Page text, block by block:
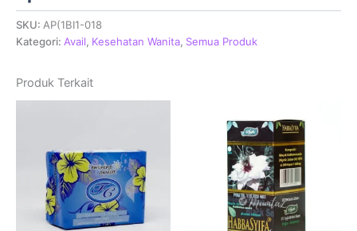
SKU: AP(1BI1-018
Kategori: Avail, Kesehatan Wanita, Semua Produk
Produk Terkait